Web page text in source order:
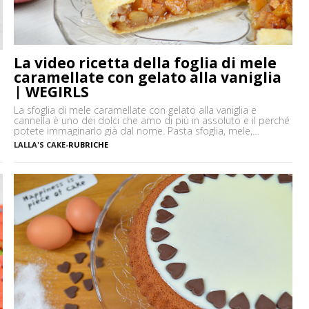
La video ricetta della foglia di mele
caramellate con gelato alla vaniglia
| WEGIRLS
La sfoglia di mele caramellate con gelato alla vaniglia e
cannella è uno dei dolci che amo di più in assoluto e il perché
potete immaginarlo già dal nome. Pasta sfoglia, mele,
cannella, e gelato alla vaniglia, sono gli ingredienti che danno a
questo dolce un gusto assolutamente delicato ma al tempo
LALLA'S CAKE-RUBRICHE